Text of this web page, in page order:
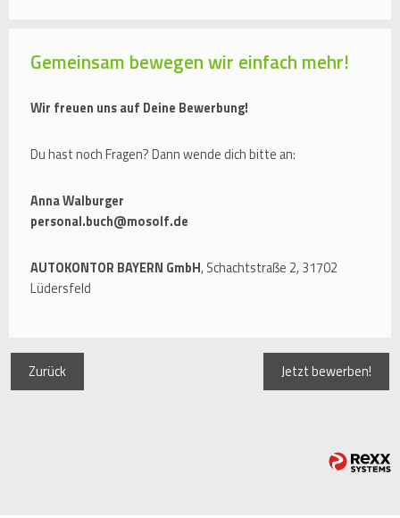
Gemeinsam bewegen wir einfach mehr!
Wir freuen uns auf Deine Bewerbung!
Du hast noch Fragen? Dann wende dich bitte an:
Anna Walburger
personal.buch@mosolf.de
AUTOKONTOR BAYERN GmbH, Schachtstraße 2, 31702
Lüdersfeld
Zurück Jetzt bewerben!